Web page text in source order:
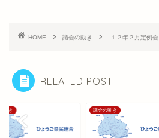
HOME 議会の動き １２年２月定例会
RELATED POST
動き 議会の動き